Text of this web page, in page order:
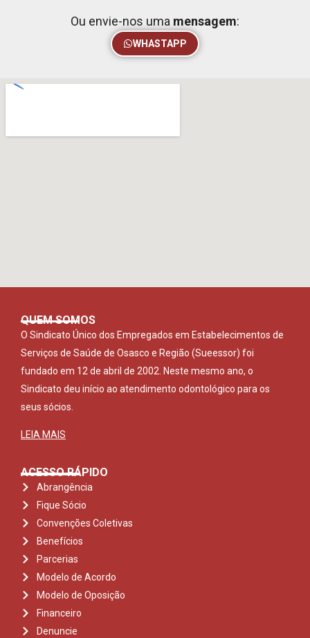
Ou envie-nos uma mensagem:
WHASTAPP
QUEM SOMOS
O Sindicato Único dos Empregados em Estabelecimentos de
Serviços de Saúde de Osasco e Região (Sueessor) foi
fundado em 12 de abril de 2002. Neste mesmo ano, o
Sindicato deu início ao atendimento odontológico para os
seus sócios.
LEIA MAIS
ACESSO RÁPIDO
Abrangência
Fique Sócio
Convenções Coletivas
Benefícios
Parcerias
Modelo de Acordo
Modelo de Oposição
Financeiro
Denuncie